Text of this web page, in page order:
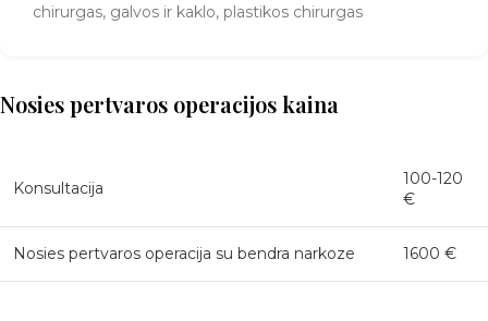
chirurgas, galvos ir kaklo, plastikos chirurgas
Nosies pertvaros operacijos kaina
Konsultacija
100-120
€
Nosies pertvaros operacija su bendra narkoze 1600 €